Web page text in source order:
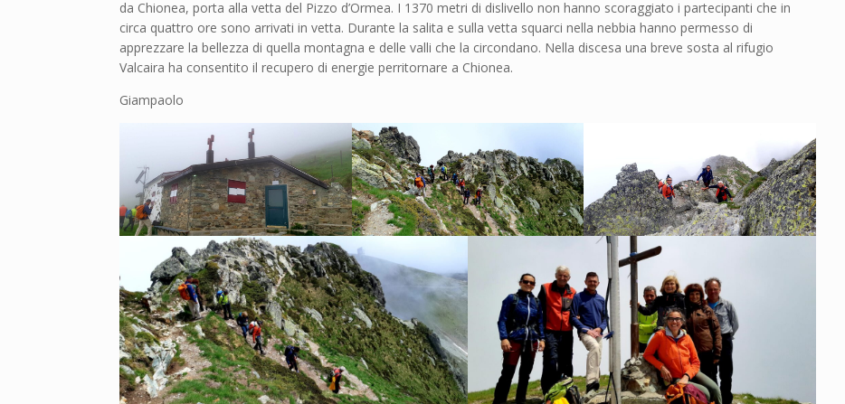
da Chionea, porta alla vetta del Pizzo d’Ormea. I 1370 metri di dislivello non hanno scoraggiato i partecipanti che in
circa quattro ore sono arrivati in vetta. Durante la salita e sulla vetta squarci nella nebbia hanno permesso di
apprezzare la bellezza di quella montagna e delle valli che la circondano. Nella discesa una breve sosta al rifugio
Valcaira ha consentito il recupero di energie perritornare a Chionea.
Giampaolo